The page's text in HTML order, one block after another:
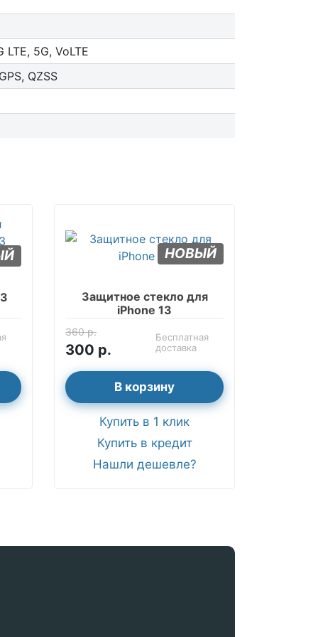
5G, VoLTE
QZSS
НОВЫЙ
Защитное стекло для
iPhone 13
360 р.
300 р.
Бесплатная
доставка
В корзину
Купить в 1 клик
Купить в кредит
Нашли дешевле?